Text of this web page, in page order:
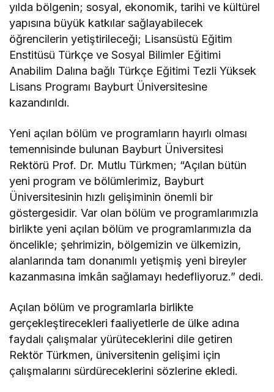
yılda bölgenin; sosyal, ekonomik, tarihi ve kültürel
yapısına büyük katkılar sağlayabilecek
öğrencilerin yetiştirileceği; Lisansüstü Eğitim
Enstitüsü Türkçe ve Sosyal Bilimler Eğitimi
Anabilim Dalına bağlı Türkçe Eğitimi Tezli Yüksek
Lisans Programı Bayburt Üniversitesine
kazandırıldı.
Yeni açılan bölüm ve programların hayırlı olması
temennisinde bulunan Bayburt Üniversitesi
Rektörü Prof. Dr. Mutlu Türkmen; “Açılan bütün
yeni program ve bölümlerimiz, Bayburt
Üniversitesinin hızlı gelişiminin önemli bir
göstergesidir. Var olan bölüm ve programlarımızla
birlikte yeni açılan bölüm ve programlarımızla da
öncelikle; şehrimizin, bölgemizin ve ülkemizin,
alanlarında tam donanımlı yetişmiş yeni bireyler
kazanmasına imkân sağlamayı hedefliyoruz.” dedi.
Açılan bölüm ve programlarla birlikte
gerçekleştirecekleri faaliyetlerle de ülke adına
faydalı çalışmalar yürüteceklerini dile getiren
Rektör Türkmen, üniversitenin gelişimi için
çalışmalarını sürdüreceklerini sözlerine ekledi.